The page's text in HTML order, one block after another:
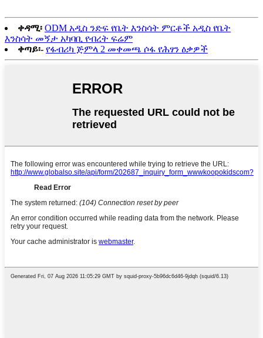
ቀዳሚ፡ ODM አዲስ ንድፍ የቤት እንስሳት ምርቶች አዲስ የቤት
እንስሳት መኝታ አካባቢ የብረት ፍሬም
ቀጣይ፡- የፋብሪካ ጅምላ 2 መቀመጫ ሶፋ የሕፃን ዕቃዎች